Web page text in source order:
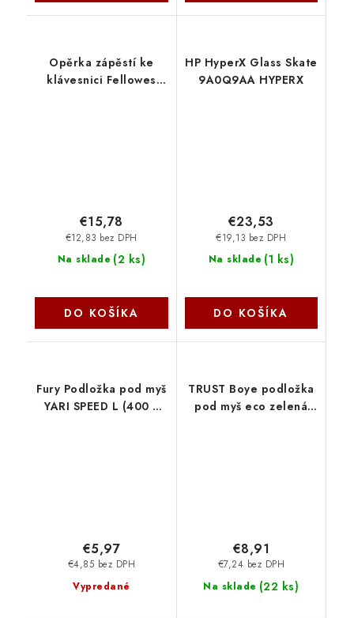
Opěrka zápěstí ke
klávesnici Fellowes
Na sklade (2 ks)
€12,83 bez DPH
€15,78
DO KOŠÍKA
HP HyperX Glass Skate
9A0Q9AA HYPERX
Na sklade (1 ks)
€19,13 bez DPH
€23,53
DO KOŠÍKA
Fury Podložka pod myš
YARI SPEED L (400 x
Vypredané
€4,85 bez DPH
€5,97
TRUST Boye podložka
pod myš eco zelená
Na sklade (22 ks)
€7,24 bez DPH
€8,91